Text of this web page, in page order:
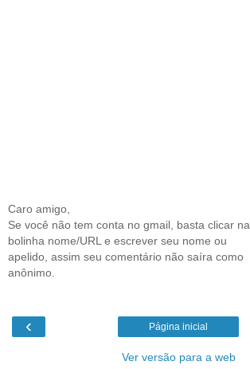
Caro amigo,
Se você não tem conta no gmail, basta clicar na
bolinha nome/URL e escrever seu nome ou
apelido, assim seu comentário não saíra como
anônimo.
‹ Página inicial
Ver versão para a web